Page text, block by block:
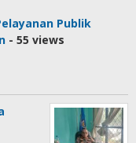
Publik
- 55 views